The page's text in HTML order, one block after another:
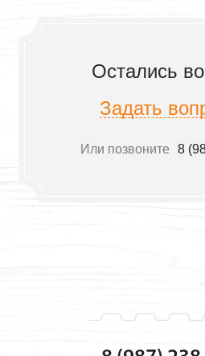
Остались
Задать
Или позвоните 8